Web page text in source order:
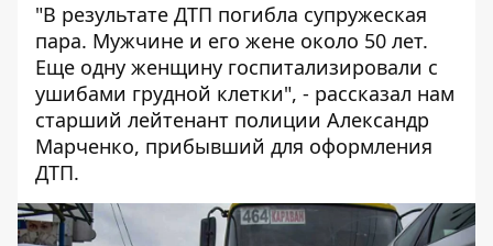
"В результате ДТП погибла супружеская
пара. Мужчине и его жене около 50 лет.
Еще одну женщину госпитализировали с
ушибами грудной клетки", - рассказал нам
старший лейтенант полиции Александр
Марченко, прибывший для оформления
ДТП.